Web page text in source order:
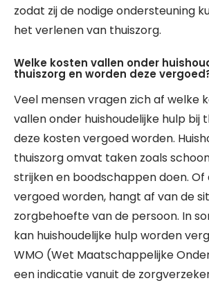
zodat zij de nodige ondersteuning
het verlenen van thuiszorg.
Welke kosten vallen onder
thuiszorg en worden deze
Veel mensen vragen zich af welke
vallen onder huishoudelijke hulp bij
deze kosten vergoed worden.
thuiszorg omvat taken zoals
strijken en boodschappen doen. Of
vergoed worden, hangt af van de
zorgbehoefte van de persoon. In
kan huishoudelijke hulp worden
WMO (Wet Maatschappelijke
een indicatie vanuit de